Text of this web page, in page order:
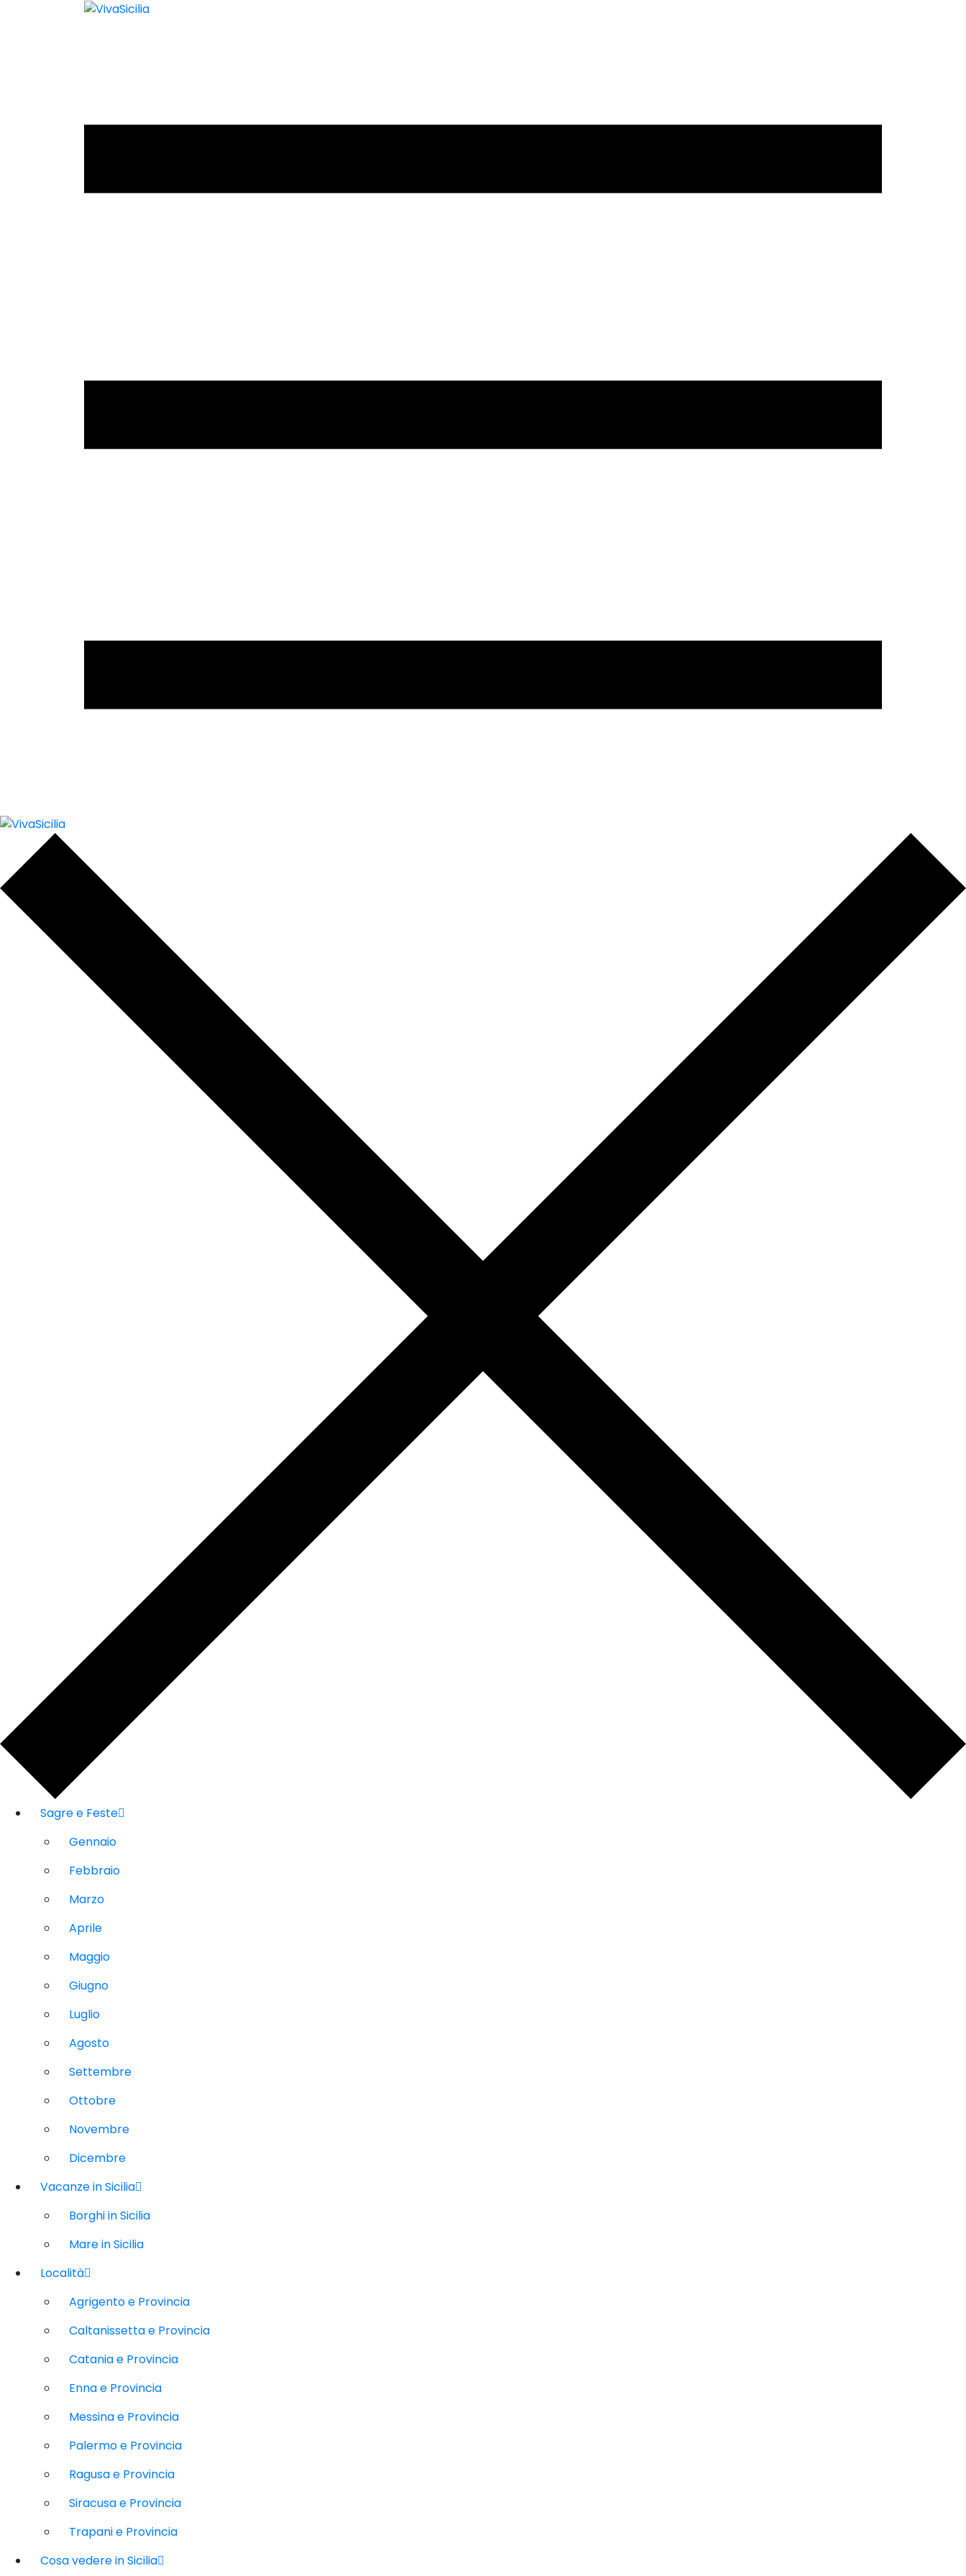
Sagre e Feste
Gennaio
Febbraio
Marzo
Aprile
Maggio
Giugno
Luglio
Agosto
Settembre
Ottobre
Novembre
Dicembre
Vacanze in Sicilia
Borghi in Sicilia
Mare in Sicilia
Località
Agrigento e Provincia
Caltanissetta e Provincia
Catania e Provincia
Enna e Provincia
Messina e Provincia
Palermo e Provincia
Ragusa e Provincia
Siracusa e Provincia
Trapani e Provincia
Cosa vedere in Sicilia